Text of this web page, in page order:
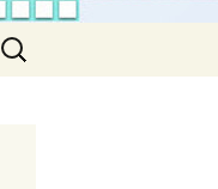
Suchen
nach: